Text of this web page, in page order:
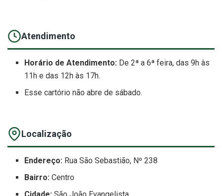
Atendimento
Horário de Atendimento: De 2ª a 6ª feira, das 9h às
11h e das 12h às 17h.
Esse cartório não abre de sábado.
Localização
Endereço: Rua São Sebastião, Nº 238
Bairro: Centro
Cidade: São João Evangelista